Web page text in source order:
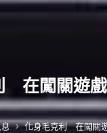
在闖關遊
化身毛克利 在闖關